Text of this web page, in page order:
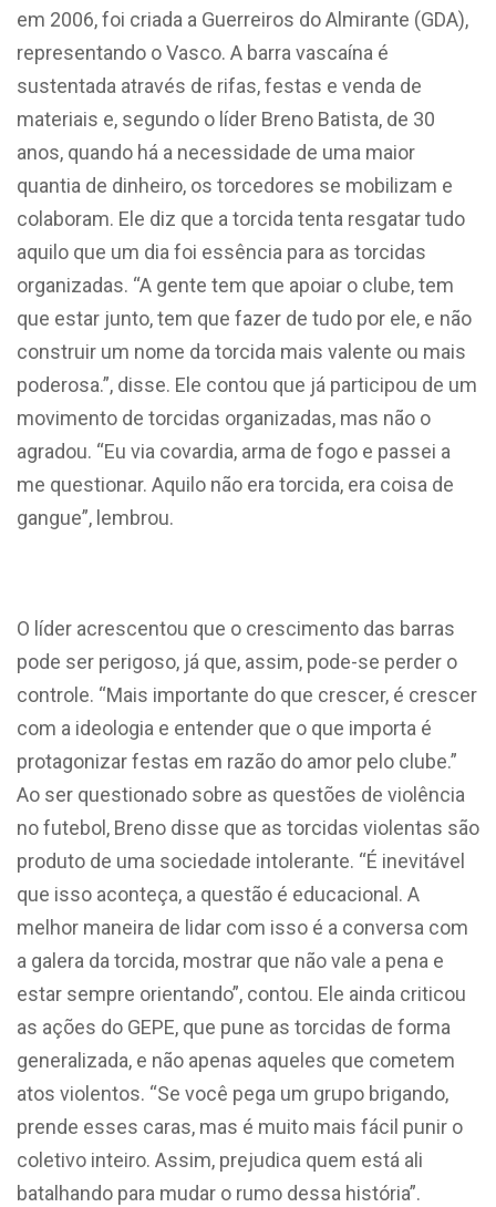
em 2006, foi criada a Guerreiros do Almirante (GDA),
representando o Vasco. A barra vascaína é
sustentada através de rifas, festas e venda de
materiais e, segundo o líder Breno Batista, de 30
anos, quando há a necessidade de uma maior
quantia de dinheiro, os torcedores se mobilizam e
colaboram. Ele diz que a torcida tenta resgatar tudo
aquilo que um dia foi essência para as torcidas
organizadas. “A gente tem que apoiar o clube, tem
que estar junto, tem que fazer de tudo por ele, e não
construir um nome da torcida mais valente ou mais
poderosa.”, disse. Ele contou que já participou de um
movimento de torcidas organizadas, mas não o
agradou. “Eu via covardia, arma de fogo e passei a
me questionar. Aquilo não era torcida, era coisa de
gangue”, lembrou.
O líder acrescentou que o crescimento das barras
pode ser perigoso, já que, assim, pode-se perder o
controle. “Mais importante do que crescer, é crescer
com a ideologia e entender que o que importa é
protagonizar festas em razão do amor pelo clube.”
Ao ser questionado sobre as questões de violência
no futebol, Breno disse que as torcidas violentas são
produto de uma sociedade intolerante. “É inevitável
que isso aconteça, a questão é educacional. A
melhor maneira de lidar com isso é a conversa com
a galera da torcida, mostrar que não vale a pena e
estar sempre orientando”, contou. Ele ainda criticou
as ações do GEPE, que pune as torcidas de forma
generalizada, e não apenas aqueles que cometem
atos violentos. “Se você pega um grupo brigando,
prende esses caras, mas é muito mais fácil punir o
coletivo inteiro. Assim, prejudica quem está ali
batalhando para mudar o rumo dessa história”.